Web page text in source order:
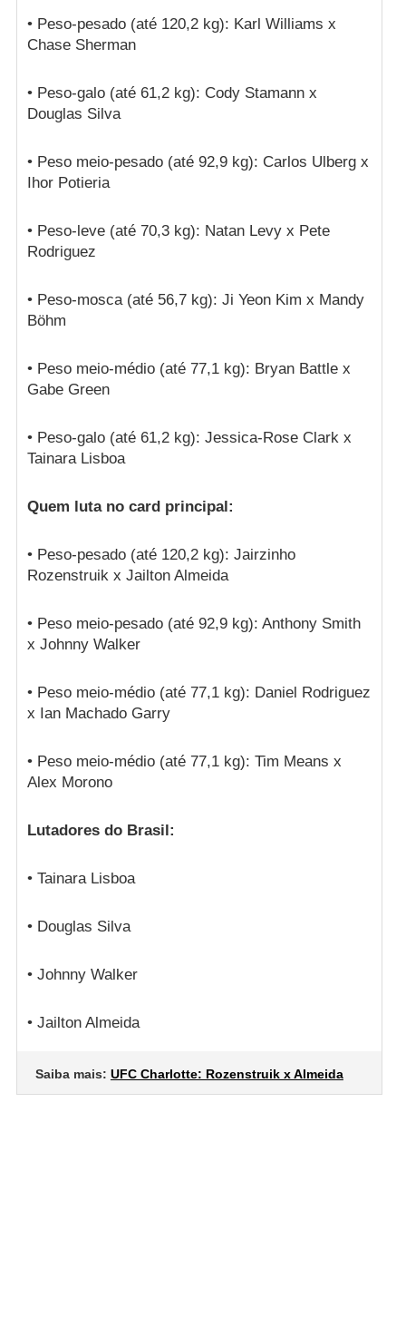
• Peso-pesado (até 120,2 kg): Karl Williams x
Chase Sherman
• Peso-galo (até 61,2 kg): Cody Stamann x
Douglas Silva
• Peso meio-pesado (até 92,9 kg): Carlos Ulberg x
Ihor Potieria
• Peso-leve (até 70,3 kg): Natan Levy x Pete
Rodriguez
• Peso-mosca (até 56,7 kg): Ji Yeon Kim x Mandy
Böhm
• Peso meio-médio (até 77,1 kg): Bryan Battle x
Gabe Green
• Peso-galo (até 61,2 kg): Jessica-Rose Clark x
Tainara Lisboa
Quem luta no card principal:
• Peso-pesado (até 120,2 kg): Jairzinho
Rozenstruik x Jailton Almeida
• Peso meio-pesado (até 92,9 kg): Anthony Smith
x Johnny Walker
• Peso meio-médio (até 77,1 kg): Daniel Rodriguez
x Ian Machado Garry
• Peso meio-médio (até 77,1 kg): Tim Means x
Alex Morono
Lutadores do Brasil:
• Tainara Lisboa
• Douglas Silva
• Johnny Walker
• Jailton Almeida
Saiba mais: UFC Charlotte: Rozenstruik x Almeida